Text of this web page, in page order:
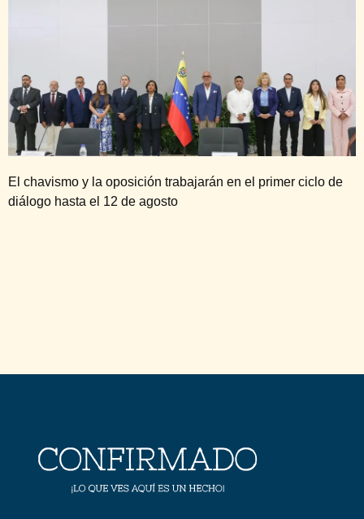
El chavismo y la oposición trabajarán en el primer ciclo de
diálogo hasta el 12 de agosto